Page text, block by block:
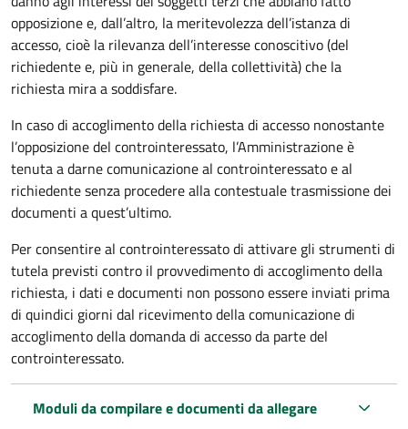
opposizione e, dall’altro, la meritevolezza dell’istanza di
accesso, cioè la rilevanza dell’interesse conoscitivo (del
richiedente e, più in generale, della collettività) che la
richiesta mira a soddisfare.
In caso di accoglimento della richiesta di accesso nonostante
l’opposizione del controinteressato, l’Amministrazione è
tenuta a darne comunicazione al controinteressato e al
richiedente senza procedere alla contestuale trasmissione dei
documenti a quest’ultimo.
Per consentire al controinteressato di attivare gli strumenti di
tutela previsti contro il provvedimento di accoglimento della
richiesta, i dati e documenti non possono essere inviati prima
di quindici giorni dal ricevimento della comunicazione di
accoglimento della domanda di accesso da parte del
controinteressato.
Moduli da compilare e documenti da allegare